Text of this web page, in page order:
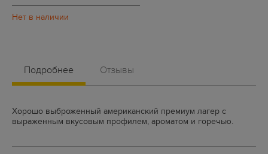
Подробнее Отзывы
Хорошо выброженный американский премиум лагер с
выраженным вкусовым профилем, ароматом и горечью.